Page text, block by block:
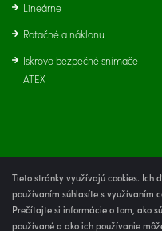
Lineárne
Rotačné a náklonu
Iskrovo bezpečné snímače-
ATEX
2026 ©
Tvorba web stránoka
Tieto stránky využívajú cookies. Ich
používaním súhlasíte s využívaním
Prečítajte si informácie o tom, ako
používané a ako ich používanie